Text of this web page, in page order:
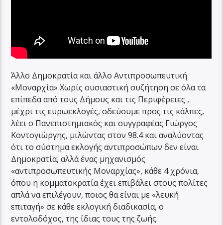
Άλλο Δημοκρατία και άλλο Αντιπροσωπευτική
«Μοναρχία» Χωρίς ουσιαστική συζήτηση σε όλα τα
επίπεδα από τους Δήμους και τις Περιφέρειες ,
μέχρι τις ευρωεκλογές, οδεύουμε προς τις κάλπες,
λέει ο Πανεπιστημιακός και συγγραφέας Γιώργος
Κοντογιώργης, μιλώντας στον 98.4 και αναλύοντας
ότι το σύστημα εκλογής αντιπροσώπων δεν είναι
Δημοκρατία, αλλά ένας μηχανισμός
«αντιπροσωπευτικής Μοναρχίας», κάθε 4 χρόνια,
όπου η κομματοκρατία έχει επιβάλει στους πολίτες
απλά να επιλέγουν, ποιος θα είναι με «λευκή
επιταγή» σε κάθε εκλογική διαδικασία, ο
εντολοδόχος, της ίδιας τους της ζωής.